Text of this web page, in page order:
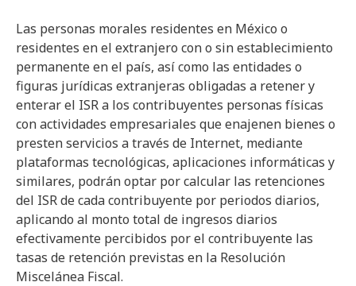
Las personas morales residentes en México o
residentes en el extranjero con o sin establecimiento
permanente en el país, así como las entidades o
figuras jurídicas extranjeras obligadas a retener y
enterar el ISR a los contribuyentes personas físicas
con actividades empresariales que enajenen bienes o
presten servicios a través de Internet, mediante
plataformas tecnológicas, aplicaciones informáticas y
similares, podrán optar por calcular las retenciones
del ISR de cada contribuyente por periodos diarios,
aplicando al monto total de ingresos diarios
efectivamente percibidos por el contribuyente las
tasas de retención previstas en la Resolución
Miscelánea Fiscal.